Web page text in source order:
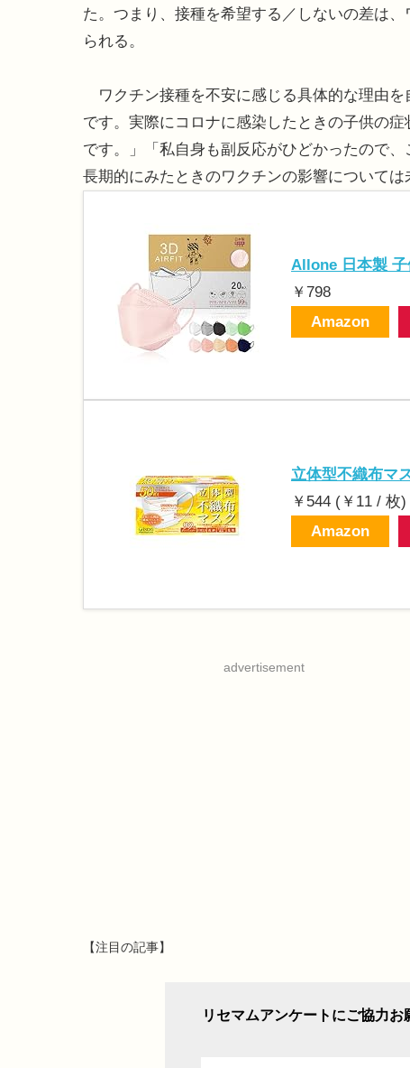
た。つまり、接種を希望する／しないの差は
られる。
ワクチン接種を不安に感じる具体的な理由
です。実際にコロナに感染したときの子供の
です。」「私自身も副反応がひどかったので
長期的にみたときのワクチンの影響について
Allone 日本製 子
￥798
Amazon
立体型不織布マ
￥544 (￥11 / 枚)
Amazon
advertisement
【注目の記事】
リセマムアンケートにご協力お